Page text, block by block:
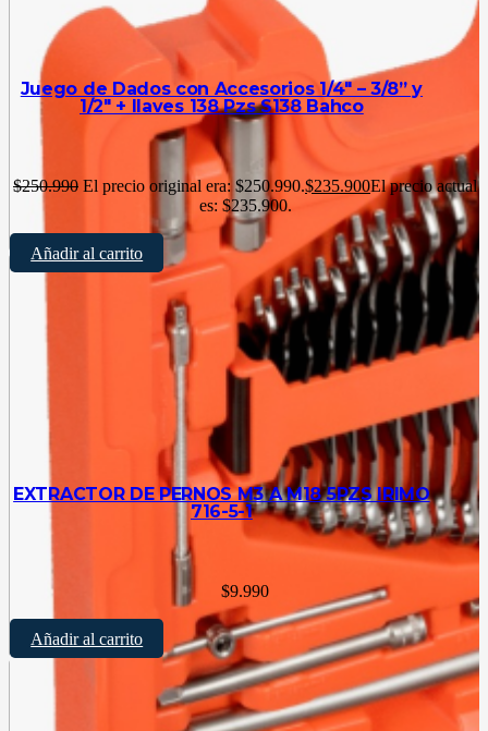
Juego de Dados con Accesorios 1/4″ – 3/8” y
1/2″ + llaves 138 Pzs S138 Bahco
$250.990 El precio original era: $250.990.$235.900El precio actual
es: $235.900.
Añadir al carrito
EXTRACTOR DE PERNOS M3 A M18 5PZS IRIMO
716-5-1
$9.990
Añadir al carrito